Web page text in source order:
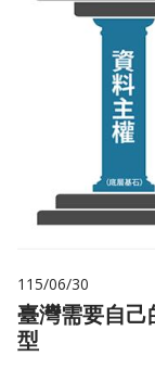
115/06/30
臺灣需要自
型